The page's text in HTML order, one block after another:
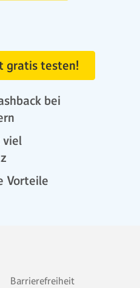
bei
viel
Vorteile
gratis testen!
Barrierefreiheit